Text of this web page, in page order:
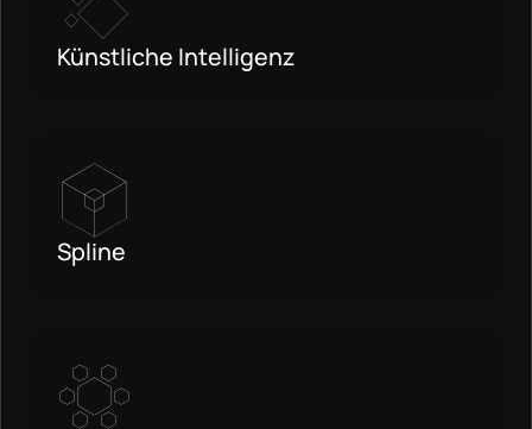
Künstliche Intelligenz
Spline